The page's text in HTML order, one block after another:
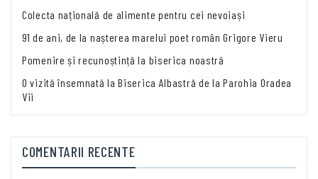
Colecta națională de alimente pentru cei nevoiași
91 de ani, de la nașterea marelui poet român Grigore Vieru
Pomenire și recunoștință la biserica noastră
O vizită însemnată la Biserica Albastră de la Parohia Oradea
Vii
COMENTARII RECENTE